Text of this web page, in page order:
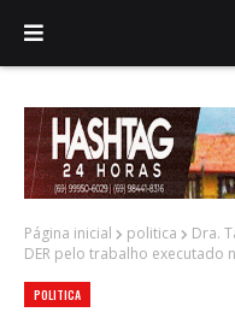
Página inicial politica
Dra.
DER pelo trabalho executado
POLITICA